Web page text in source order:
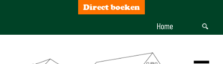
Direct boeken
Home